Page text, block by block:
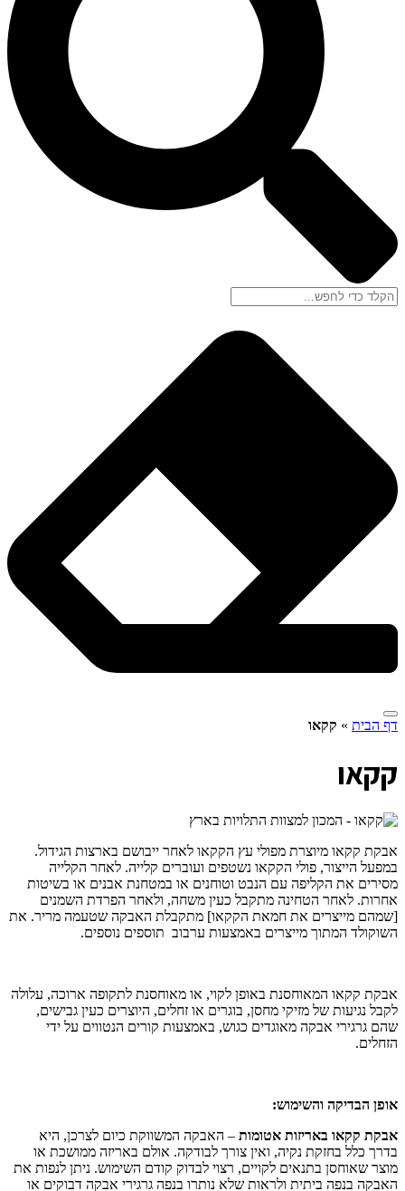
דף הבית » קקאו
קקאו
אבקת קקאו מיוצרת מפולי עץ הקקאו לאחר ייבושם בארצות הגידול.
במפעל הייצור, פולי הקקאו נשטפים ועוברים קלייה. לאחר הקלייה
מסירים את הקליפה עם הנבט וטוחנים או במטחנת אבנים או בשיטות
אחרות. לאחר הטחינה מתקבל כעין משחה, ולאחר הפרדת השמנים
[שמהם מייצרים את חמאת הקקאו] מתקבלת האבקה שטעמה מריר. את
השוקולד המתוך מייצרים באמצעות ערבוב תוספים נוספים.
אבקת קקאו המאוחסנת באופן לקוי, או מאוחסנת לתקופה ארוכה, עלולה
לקבל נגיעות של מזיקי מחסן, בוגרים או זחלים, היוצרים כעין גבישים,
שהם גרגירי אבקה מאוגדים כגוש, באמצעות קורים הנטווים על ידי
הזחלים.
אופן הבדיקה והשימוש:
אבקת קקאו באריזות אטומות – האבקה המשווקת כיום לצרכן, היא
בדרך כלל בחזקת נקיה, ואין צורך לבודקה. אולם באריזה ממושכת או
מוצר שאוחסן בתנאים לקויים, רצוי לבדוק קודם השימוש. ניתן לנפות את
האבקה בנפה ביתית ולראות שלא נותרו בנפה גרגירי אבקה דבוקים או